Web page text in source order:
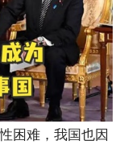
困难，我国也因